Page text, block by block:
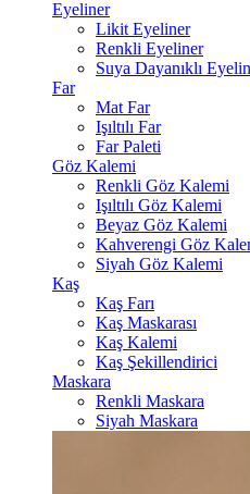
Eyeliner
Likit Eyeliner
Renkli Eyeliner
Suya Dayanıklı
Far
Mat Far
Işıltılı Far
Far Paleti
Göz Kalemi
Renkli Göz Kalemi
Işıltılı Göz Kalemi
Beyaz Göz Kalemi
Kahverengi Göz
Siyah Göz Kalemi
Kaş
Kaş Farı
Kaş Maskarası
Kaş Kalemi
Kaş Şekillendirici
Maskara
Renkli Maskara
Siyah Maskara